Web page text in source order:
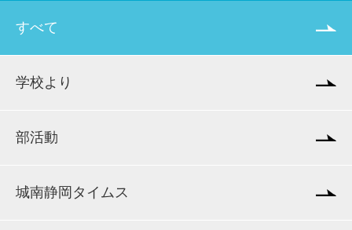
すべて
学校より
部活動
城南静岡タイムス